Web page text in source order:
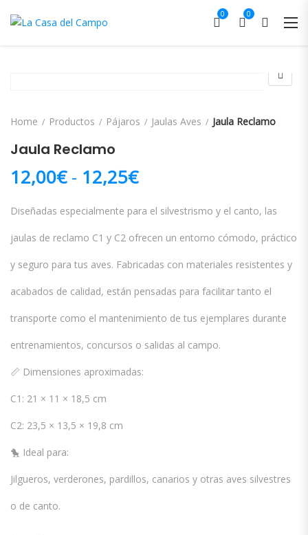
0 0
Home Productos Pájaros Jaulas Aves Jaula Reclamo
Jaula Reclamo
12,00€ - 12,25€Rango de precios:
Diseñadas especialmente para el silvestrismo y el canto, las
jaulas de reclamo C1 y C2 ofrecen un entorno cómodo, práctico
y seguro para tus aves. Fabricadas con materiales resistentes y
acabados de calidad, están pensadas para facilitar tanto el
transporte como el mantenimiento de tus ejemplares durante
entrenamientos, concursos o salidas al campo.
📏 Dimensiones aproximadas:
C1: 21 × 11 × 18,5 cm
C2: 23,5 × 13,5 × 19,8 cm
🐤 Ideal para:
Jilgueros, verderones, pardillos, canarios y otras aves silvestres
o de canto.